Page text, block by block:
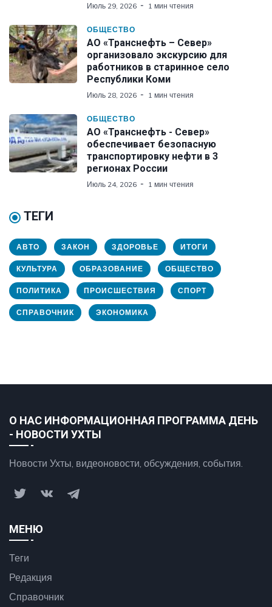
Июль 29, 2026 1 мин чтения
ОБЩЕСТВО
АО «Транснефть – Север»
организовало экскурсию для
работников в старинное село
Республики Коми
Июль 28, 2026 1 мин чтения
ОБЩЕСТВО
АО «Транснефть - Север»
обеспечивает безопасную
транспортировку нефти в 3
регионах России
Июль 24, 2026 1 мин чтения
ТЕГИ
АВТО ЗАКОН ЗДОРОВЬЕ ИТОГИ
КУЛЬТУРА ОБРАЗОВАНИЕ ОБЩЕСТВО
ПОЛИТИКА ПРОИСШЕСТВИЯ СПОРТ
СПРАВОЧНИК ЭКОНОМИКА
О НАС ИНФОРМАЦИОННАЯ ПРОГРАММА ДЕНЬ
- НОВОСТИ УХТЫ
Новости Ухты, видеоновости, обсуждения, события.
МЕНЮ
Теги
Редакция
Справочник